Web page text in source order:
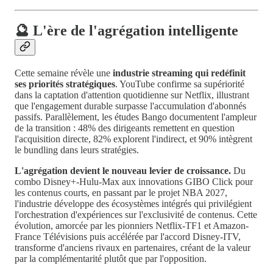
🔮 L'ère de l'agrégation intelligente
Cette semaine révèle une industrie streaming qui redéfinit
ses priorités stratégiques. YouTube confirme sa supériorité
dans la captation d'attention quotidienne sur Netflix, illustrant
que l'engagement durable surpasse l'accumulation d'abonnés
passifs. Parallèlement, les études Bango documentent l'ampleur
de la transition : 48% des dirigeants remettent en question
l'acquisition directe, 82% explorent l'indirect, et 90% intègrent
le bundling dans leurs stratégies.
L'agrégation devient le nouveau levier de croissance. Du
combo Disney+-Hulu-Max aux innovations GIBO Click pour
les contenus courts, en passant par le projet NBA 2027,
l'industrie développe des écosystèmes intégrés qui privilégient
l'orchestration d'expériences sur l'exclusivité de contenus. Cette
évolution, amorcée par les pionniers Netflix-TF1 et Amazon-
France Télévisions puis accélérée par l'accord Disney-ITV,
transforme d'anciens rivaux en partenaires, créant de la valeur
par la complémentarité plutôt que par l'opposition.